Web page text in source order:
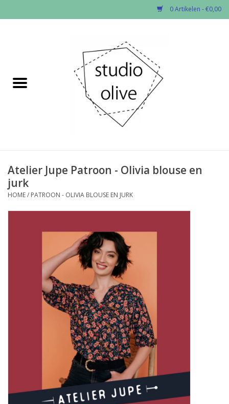
0 Artikelen - €0,00
✂︎Nieuw
Fournituren
Patronen
Studio Olive inspireert....
Atelier Jupe Patroon - Olivia blouse en
jurk
HOME/ PATROON - OLIVIA BLOUSE EN JURK